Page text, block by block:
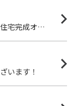
５月７日（土）・８日（日）八雲２丁目住宅完成オープンルーム決定
います！